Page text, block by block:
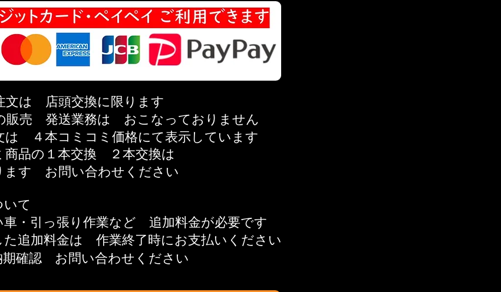
文は 店頭交換に限ります
販売 発送業務は おこなっておりません
は ４本コミコミ価格にて表示しています
商品の １本交換 ２本交換は
ます お問い合わせください
いて
・引っ張り作業​など 追加料金が必要です
た追加料金は 作業終了時にお支払いください
確認 お問い合わせください​